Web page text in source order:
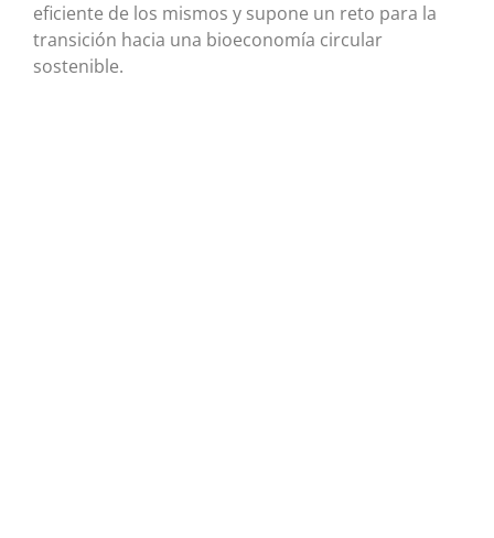
eficiente de los mismos y supone un reto para la
transición hacia una bioeconomía circular
sostenible.